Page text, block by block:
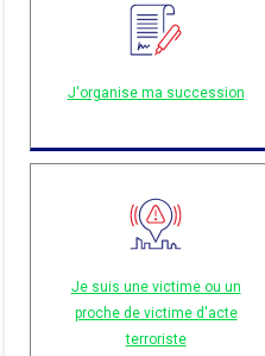
J'organise ma succession
Je suis une victime ou un
proche de victime d'acte
terroriste